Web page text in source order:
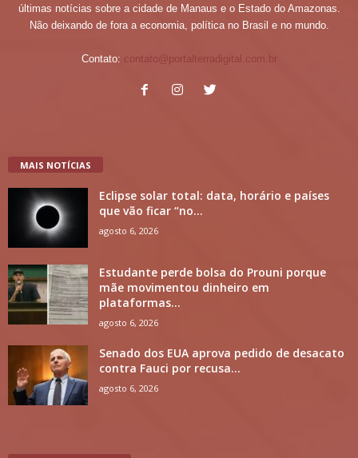
últimas notícias sobre a cidade de Manaus e o Estado do Amazonas.
Não deixando de fora a economia, política no Brasil e no mundo.
Contato: contato@portalterradigital.com.br
MAIS NOTÍCIAS
Eclipse solar total: data, horário e países
que vão ficar “no...
agosto 6, 2026
Estudante perde bolsa do Prouni porque
mãe movimentou dinheiro em
plataformas...
agosto 6, 2026
Senado dos EUA aprova pedido de desacato
contra Fauci por recusa...
agosto 6, 2026